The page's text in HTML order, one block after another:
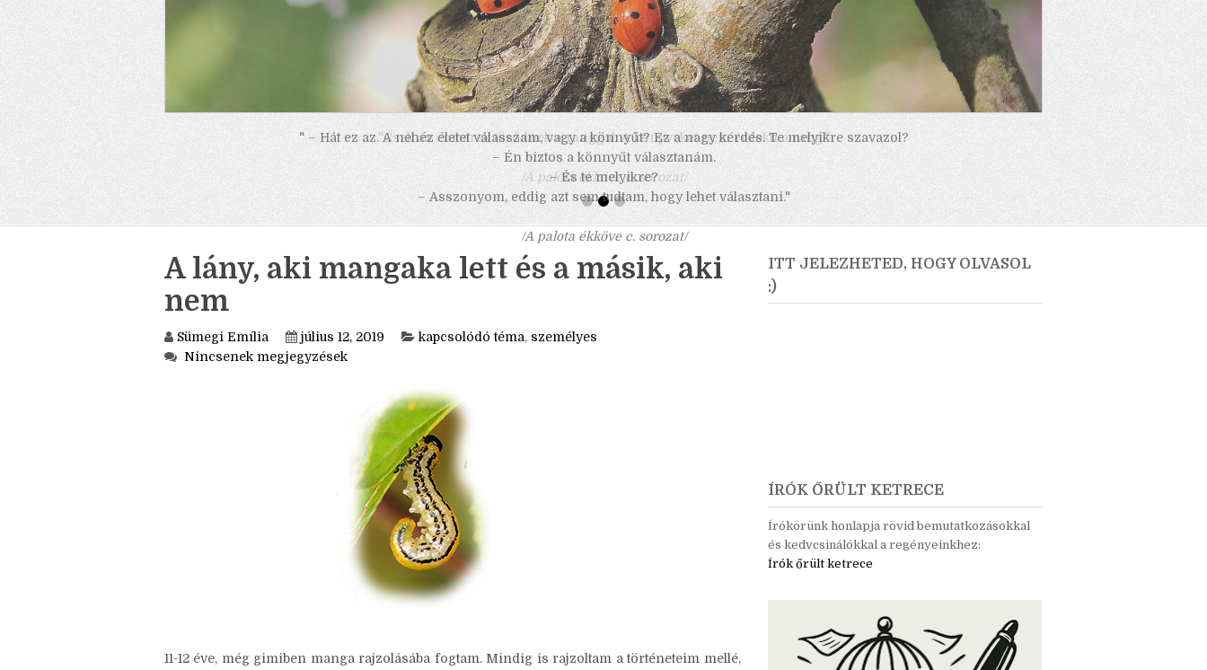
" – Hát ez az. A nehéz életet válasszam, vagy a könnyűt? Ez a nagy kérdés. Te melyikre szavazol?
– Én biztos a könnyűt választanám.
– És te melyikre?
– Asszonyom, eddig azt sem tudtam, hogy lehet választani."
/A palota ékköve c. sorozat/
A lány, aki mangaka lett és a másik, aki
nem
kapcsolódó téma
ÍRÓK ŐRÜLT KETRECE